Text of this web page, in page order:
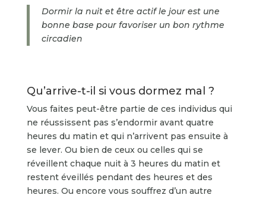
Dormir la nuit et être actif le jour est une
bonne base pour favoriser un bon rythme
circadien
Qu’arrive-t-il si vous dormez mal ?
Vous faites peut-être partie de ces individus qui
ne réussissent pas s’endormir avant quatre
heures du matin et qui n’arrivent pas ensuite à
se lever. Ou bien de ceux ou celles qui se
réveillent chaque nuit à 3 heures du matin et
restent éveillés pendant des heures et des
heures. Ou encore vous souffrez d’un autre